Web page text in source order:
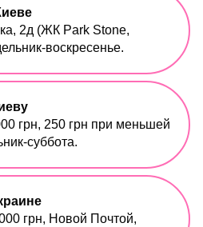
2д (ЖК Park Stone,
воскресенье.
грн, 250 грн при меньшей
суббота.
грн, Новой Почтой,